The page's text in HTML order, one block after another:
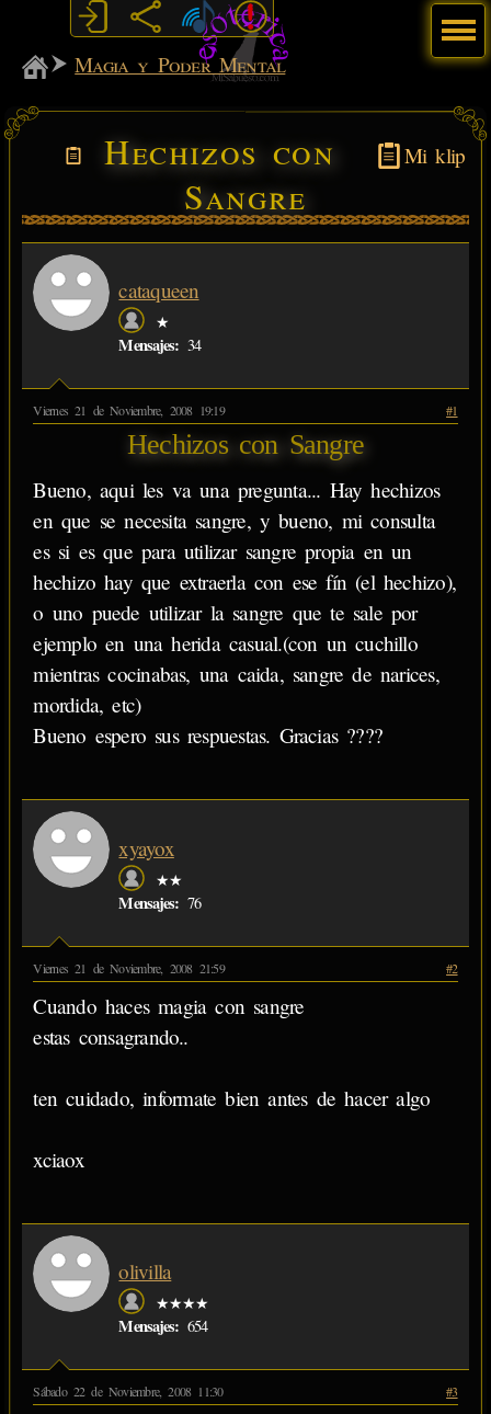
MiSabueso
Magia y Poder Mental
Mi klip
Hechizos con
Sangre
cataqueen
★
Mensajes: 34
Viernes 21 de Noviembre, 2008 19:19 #1
Hechizos con Sangre
Bueno, aqui les va una pregunta... Hay hechizos
en que se necesita sangre, y bueno, mi consulta
es si es que para utilizar sangre propia en un
hechizo hay que extraerla con ese fín (el hechizo),
o uno puede utilizar la sangre que te sale por
ejemplo en una herida casual.(con un cuchillo
mientras cocinabas, una caida, sangre de narices,
mordida, etc)
Bueno espero sus respuestas. Gracias ????
xyayox
★★
Mensajes: 76
Viernes 21 de Noviembre, 2008 21:59 #2
Cuando haces magia con sangre
estas consagrando..
ten cuidado, informate bien antes de hacer algo
xciaox
olivilla
★★★★
Mensajes: 654
Sábado 22 de Noviembre, 2008 11:30 #3
Menú